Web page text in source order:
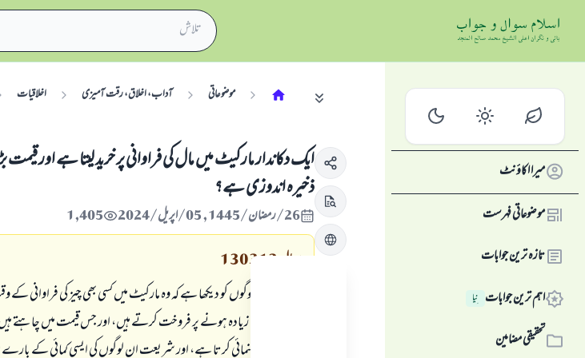
میرا اکاؤنٹ
موضوعاتی فہرست
تازہ ترین جوابات
اہم ترین جوابات نِیا
تحقیقی مضامین
موضوعاتی آداب، اخلاق، رقت آمیزی اخلاقیات
ایک دکاندار مارکیٹ میں مال کی فراوانی پر خرید لیتا ہے اور
ذخیرہ اندوزی ہے؟
26/رمضان/1445 , 05/اپریل/2024 1,405
سوال 130313
میں نے کچھ لوگوں کو دیکھا ہے کہ وہ مارکیٹ میں کسی بھی چیز کی فراوانی
کر کے قیمت زیادہ ہونے پر فروخت کرتے ہیں، اور جس قیمت میں
ہماری کیا رہنمائی کرتا ہے، اور شریعت ان لوگوں کی ایسی کمائی کے